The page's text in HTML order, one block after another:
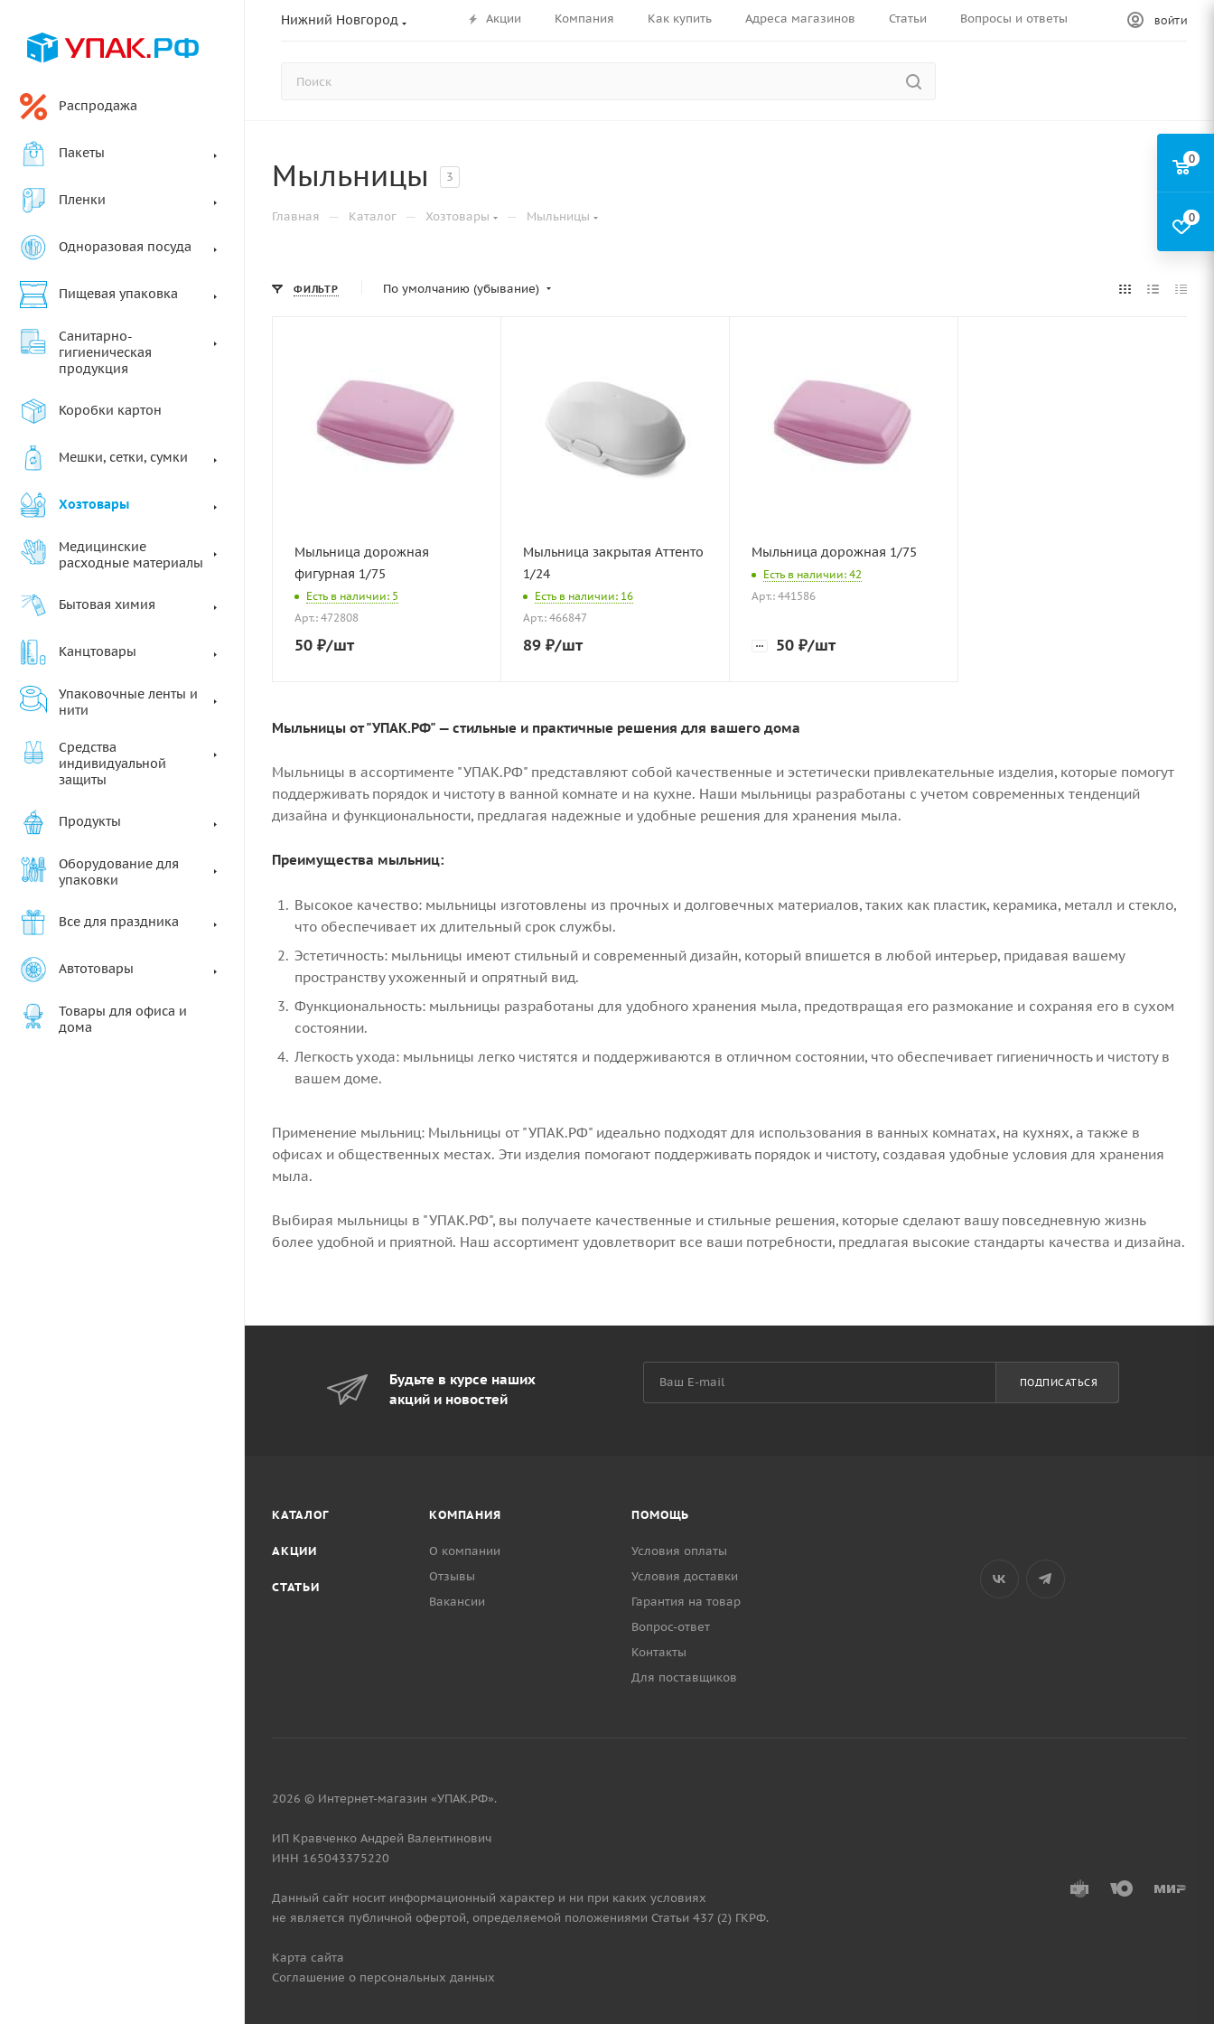
Нижний Новгород Акции Компания Как купить Адреса магазинов Статьи Вопросы и ответы ВОЙТИ
Распродажа
Пакеты
Пленки
Одноразовая посуда
Пищевая упаковка
Санитарно-
гигиеническая
продукция
Коробки картон
Мешки, сетки, сумки
Хозтовары
Медицинские
расходные материалы
Бытовая химия
Канцтовары
Упаковочные ленты и
нити
Средства
индивидуальной
защиты
Продукты
Оборудование для
упаковки
Все для праздника
Автотовары
Товары для офиса и
дома
Мыльницы 3
Главная — Каталог — Хозтовары — Мыльницы
ФИЛЬТР По умолчанию (убывание)
Мыльница дорожная
фигурная 1/75
Есть в наличии: 5
Арт.: 472808
50 ₽/шт
Мыльница закрытая Аттенто
1/24
Есть в наличии: 16
Арт.: 466847
89 ₽/шт
Мыльница дорожная 1/75
Есть в наличии: 42
Арт.: 441586
50 ₽/шт
Мыльницы от "УПАК.РФ" — стильные и практичные решения для вашего дома
Мыльницы в ассортименте "УПАК.РФ" представляют собой качественные и эстетически привлекательные изделия, которые помогут
поддерживать порядок и чистоту в ванной комнате и на кухне. Наши мыльницы разработаны с учетом современных тенденций
дизайна и функциональности, предлагая надежные и удобные решения для хранения мыла.
Преимущества мыльниц:
Высокое качество: мыльницы изготовлены из прочных и долговечных материалов, таких как пластик, керамика, металл и стекло,
что обеспечивает их длительный срок службы.
Эстетичность: мыльницы имеют стильный и современный дизайн, который впишется в любой интерьер, придавая вашему
пространству ухоженный и опрятный вид.
Функциональность: мыльницы разработаны для удобного хранения мыла, предотвращая его размокание и сохраняя его в сухом
состоянии.
Легкость ухода: мыльницы легко чистятся и поддерживаются в отличном состоянии, что обеспечивает гигиеничность и чистоту в
вашем доме.
Применение мыльниц: Мыльницы от "УПАК.РФ" идеально подходят для использования в ванных комнатах, на кухнях, а также в
офисах и общественных местах. Эти изделия помогают поддерживать порядок и чистоту, создавая удобные условия для хранения
мыла.
Выбирая мыльницы в "УПАК.РФ", вы получаете качественные и стильные решения, которые сделают вашу повседневную жизнь
более удобной и приятной. Наш ассортимент удовлетворит все ваши потребности, предлагая высокие стандарты качества и дизайна.
Будьте в курсе наших
акций и новостей
ПОДПИСАТЬСЯ
КАТАЛОГ
АКЦИИ
СТАТЬИ
КОМПАНИЯ
О компании
Отзывы
Вакансии
ПОМОЩЬ
Условия оплаты
Условия доставки
Гарантия на товар
Вопрос-ответ
Контакты
Для поставщиков
2026 © Интернет-магазин «УПАК.РФ».
ИП Кравченко Андрей Валентинович
ИНН 165043375220
Данный сайт носит информационный характер и ни при каких условиях
не является публичной офертой, определяемой положениями Статьи 437 (2) ГКРФ.
Карта сайта
Соглашение о персональных данных
0
0